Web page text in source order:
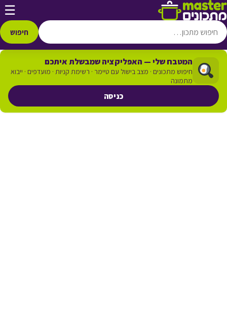
דלג לתוכן ☰
חיפוש
המטבח שלי — האפליקציה שמבשלת איתכם
חיפוש מתכונים · מצב בישול עם טיימר · רשימת קניות · מועדפים · ייבוא
מתמונה
כניסה